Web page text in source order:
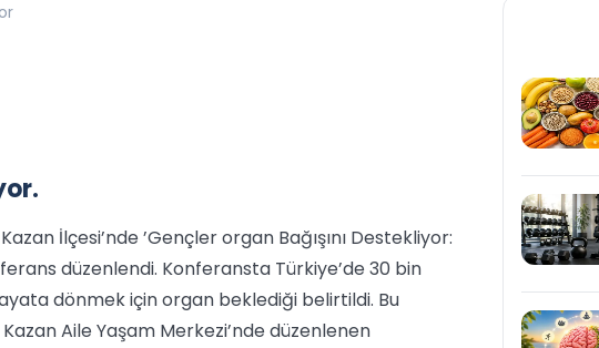
İlçesi’nde ’Gençler organ Bağışını Destekliyor:
düzenlendi. Konferansta Türkiye’de 30 bin
dönmek için organ beklediği belirtildi. Bu
Aile Yaşam Merkezi’nde düzenlenen